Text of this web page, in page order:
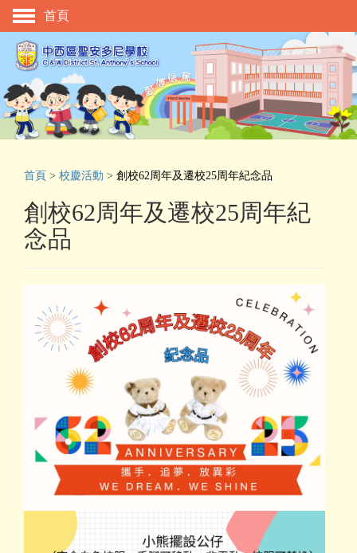
主頁
校慶活動
管理與組織
學與教
相片及影片
家長教師會
校友會
首頁
首頁 > 校慶活動 > 創校62周年及遷校25周年紀念品
創校62周年及遷校25周年紀
念品